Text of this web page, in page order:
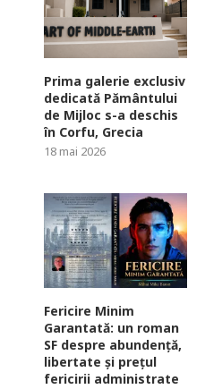
Prima galerie exclusiv
dedicată Pământului
de Mijloc s-a deschis
în Corfu, Grecia
18 mai 2026
Fericire Minim
Garantată: un roman
SF despre abundență,
libertate și prețul
fericirii administrate